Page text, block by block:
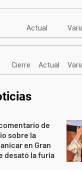
de
sobre la
en Gran
desató la furia